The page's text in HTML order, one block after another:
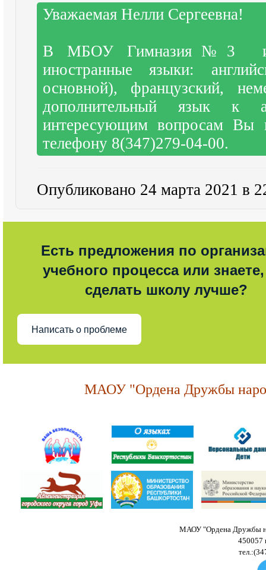
Уважаемая Нелли Сергеевна!
В МБОУ Гимназия№3
иностранные языки:
основной), французский,
дополнительный язык к
интересующим вопросам Вы
телефону 8(347)279-04-00.
Опубликовано 24 марта 2021 в
Есть предложения по
учебного процесса или знаете,
сделать школу лучше?
Написать о проблеме
МАОУ "Ордена Дружбы
МАОУ "Ордена Дружбы
450057